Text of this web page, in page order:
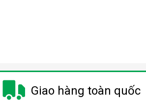
Giao hàng toàn quốc